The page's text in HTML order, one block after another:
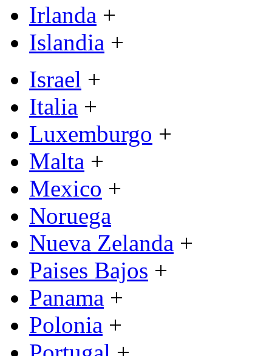
Irlanda +
Islandia +
Israel +
Italia +
Luxemburgo +
Malta +
Mexico +
Noruega
Nueva Zelanda +
Paises Bajos +
Panama +
Polonia +